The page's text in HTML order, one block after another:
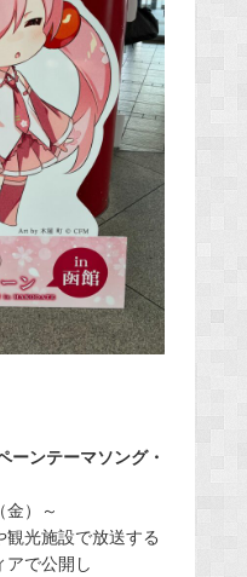
ーンテーマソング・
金）～
観光施設で放送する
アで公開し